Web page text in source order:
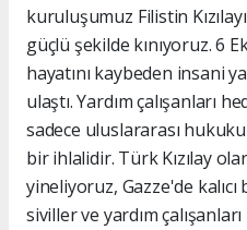
kuruluşumuz Filistin
güçlü şekilde kınıyoruz. 6
hayatını kaybeden insani
ulaştı. Yardım çalışanları
sadece uluslararası
bir ihlalidir. Türk Kızılay
yineliyoruz, Gazze'de
siviller ve yardım